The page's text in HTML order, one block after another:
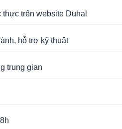
trên website Duhal
hỗ trợ kỹ thuật
trung gian